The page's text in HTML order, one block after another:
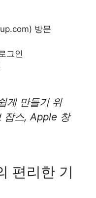
방문
그인
게 만들기 위
잡스, Apple 창
편리한 기